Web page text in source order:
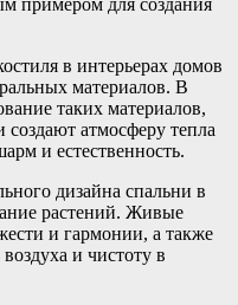
примером для создания
в интерьерах домов
материалов. В
таких материалов,
атмосферу тепла
и естественность.
дизайна спальни в
растений. Живые
и гармонии, а также
и чистоту в